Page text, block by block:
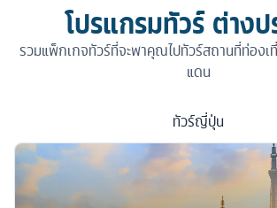
โปรแกรมทัวร์ ต่างป
รวมแพ็กเกจทัวร์ที่จะพาคุณไปทัวร์สถานที่ท่องเ
แดน
ทัวร์ญี่ปุ่น